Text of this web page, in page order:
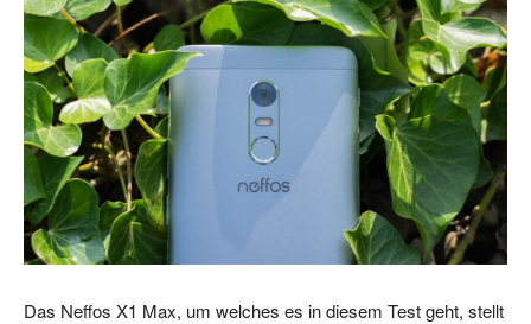
Das Neffos X1 Max, um welches es in diesem Test geht, stellt